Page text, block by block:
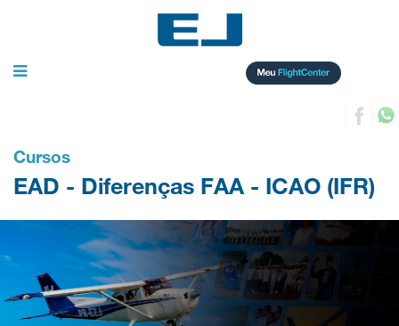
Toggle
Cursos
EAD - Diferenças FAA - ICAO (IFR)